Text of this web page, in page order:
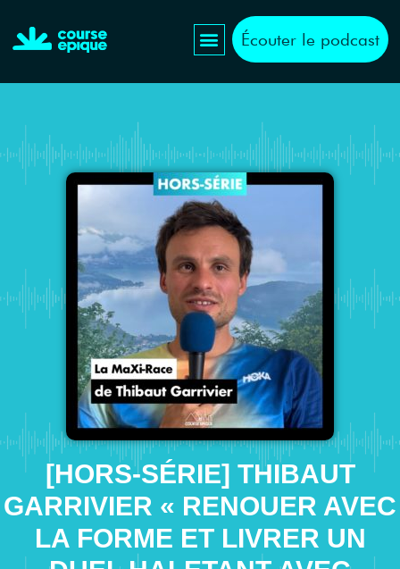
Écouter le podcast
[HORS-SÉRIE] THIBAUT
GARRIVIER « RENOUER AVEC
LA FORME ET LIVRER UN